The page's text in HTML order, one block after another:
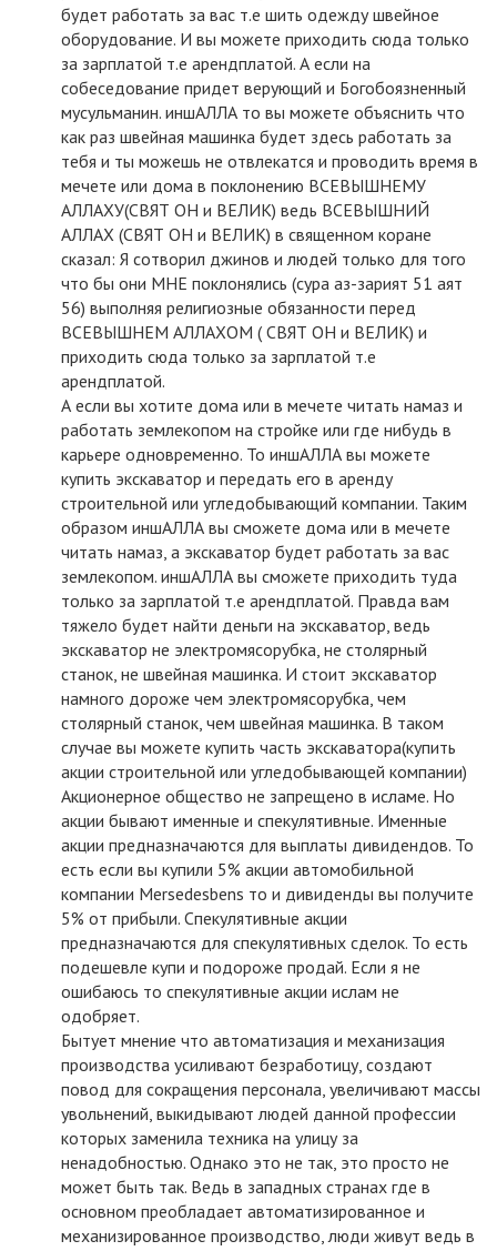
будет работать за вас т.е шить одежду швейное
оборудование. И вы можете приходить сюда только
за зарплатой т.е арендплатой. А если на
собеседование придет верующий и Богобоязненный
мусульманин. иншАЛЛА то вы можете объяснить что
как раз швейная машинка будет здесь работать за
тебя и ты можешь не отвлекатся и проводить время в
мечете или дома в поклонению ВСЕВЫШНЕМУ
АЛЛАХУ(СВЯТ ОН и ВЕЛИК) ведь ВСЕВЫШНИЙ
АЛЛАХ (СВЯТ ОН и ВЕЛИК) в священном коране
сказал: Я сотворил джинов и людей только для того
что бы они МНЕ поклонялись (сура аз-зарият 51 аят
56) выполняя религиозные обязанности перед
ВСЕВЫШНЕМ АЛЛАХОМ ( СВЯТ ОН и ВЕЛИК) и
приходить сюда только за зарплатой т.е
арендплатой.
А если вы хотите дома или в мечете читать намаз и
работать землекопом на стройке или где нибудь в
карьере одновременно. То иншАЛЛА вы можете
купить экскаватор и передать его в аренду
строительной или угледобывающий компании. Таким
образом иншАЛЛА вы сможете дома или в мечете
читать намаз, а экскаватор будет работать за вас
землекопом. иншАЛЛА вы сможете приходить туда
только за зарплатой т.е арендплатой. Правда вам
тяжело будет найти деньги на экскаватор, ведь
экскаватор не электромясорубка, не столярный
станок, не швейная машинка. И стоит экскаватор
намного дороже чем электромясорубка, чем
столярный станок, чем швейная машинка. В таком
случае вы можете купить часть экскаватора(купить
акции строительной или угледобывающей компании)
Акционерное общество не запрещено в исламе. Но
акции бывают именные и спекулятивные. Именные
акции предназначаются для выплаты дивидендов. То
есть если вы купили 5% акции автомобильной
компании Mersedesbens то и дивиденды вы получите
5% от прибыли. Спекулятивные акции
предназначаются для спекулятивных сделок. То есть
подешевле купи и подороже продай. Если я не
ошибаюсь то спекулятивные акции ислам не
одобряет.
Бытует мнение что автоматизация и механизация
производства усиливают безработицу, создают
повод для сокращения персонала, увеличивают массы
увольнений, выкидывают людей данной профессии
которых заменила техника на улицу за
ненадобностью. Однако это не так, это просто не
может быть так. Ведь в западных странах где в
основном преобладает автоматизированное и
механизированное производство, люди живут ведь в